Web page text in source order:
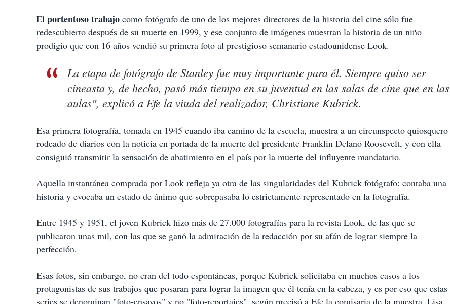
El portentoso trabajo como fotógrafo de uno de los mejores directores de la historia del cine sólo fue
redescubierto después de su muerte en 1999, y ese conjunto de imágenes muestran la historia de un niño
prodigio que con 16 años vendió su primera foto al prestigioso semanario estadounidense Look.
La etapa de fotógrafo de Stanley fue muy importante para él. Siempre quiso ser
cineasta y, de hecho, pasó más tiempo en su juventud en las salas de cine que en las
aulas", explicó a Efe la viuda del realizador, Christiane Kubrick.
Esa primera fotografía, tomada en 1945 cuando iba camino de la escuela, muestra a un circunspecto quiosquero
rodeado de diarios con la noticia en portada de la muerte del presidente Franklin Delano Roosevelt, y con ella
consiguió transmitir la sensación de abatimiento en el país por la muerte del influyente mandatario.
Aquella instantánea comprada por Look refleja ya otra de las singularidades del Kubrick fotógrafo: contaba una
historia y evocaba un estado de ánimo que sobrepasaba lo estrictamente representado en la fotografía.
Entre 1945 y 1951, el joven Kubrick hizo más de 27.000 fotografías para la revista Look, de las que se
publicaron unas mil, con las que se ganó la admiración de la redacción por su afán de lograr siempre la
perfección.
Esas fotos, sin embargo, no eran del todo espontáneas, porque Kubrick solicitaba en muchos casos a los
protagonistas de sus trabajos que posaran para lograr la imagen que él tenía en la cabeza, y es por eso que estas
series se denominan "foto-ensayos" y no "foto-reportajes", según precisó a Efe la comisaria de la muestra, Lisa